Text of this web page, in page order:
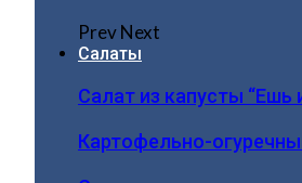
PrevNext
Салаты
Салат из капусты “Ешь
Картофельно-